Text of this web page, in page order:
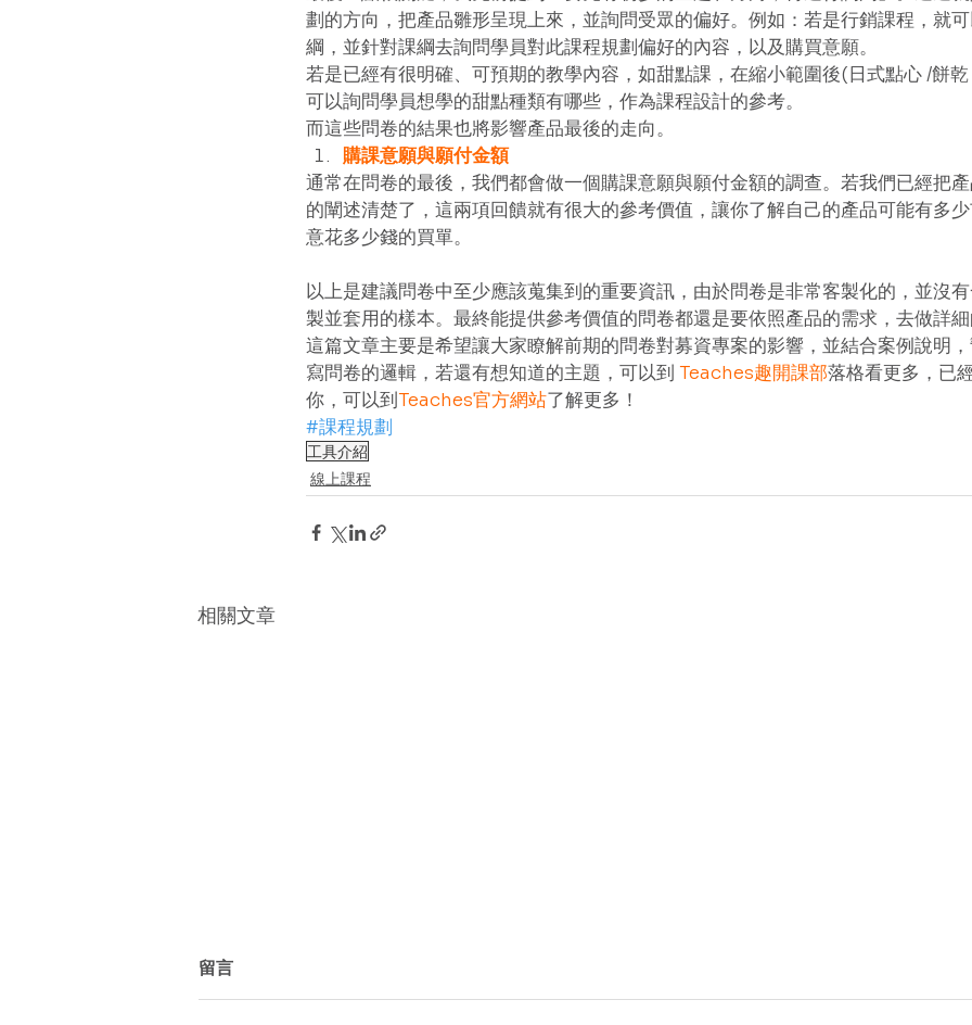
劃的方向，把產品雛形呈現上來，並詢問受眾的偏好。例如：若是行銷課程，就
綱，並針對課綱去詢問學員對此課程規劃偏好的內容，以及購買意願。
若是已經有很明確、可預期的教學內容，如甜點課，在縮小範圍後(日式點心 /餅
可以詢問學員想學的甜點種類有哪些，作為課程設計的參考。
而這些問卷的結果也將影響產品最後的走向。
購課意願與願付金額
通常在問卷的最後，我們都會做一個購課意願與願付金額的調查。若我們已經把
的闡述清楚了，這兩項回饋就有很大的參考價值，讓你了解自己的產品可能有多
意花多少錢的買單。
以上是建議問卷中至少應該蒐集到的重要資訊，由於問卷是非常客製化的，並沒
製並套用的樣本。最終能提供參考價值的問卷都還是要依照產品的需求，去做詳
這篇文章主要是希望讓大家瞭解前期的問卷對募資專案的影響，並結合案例說明
寫問卷的邏輯，若還有想知道的主題，可以到 Teaches趣開課部落格看更多，已
你，可以到Teaches官方網站了解更多！
#課程規劃
工具介紹
線上課程
相關文章
留言